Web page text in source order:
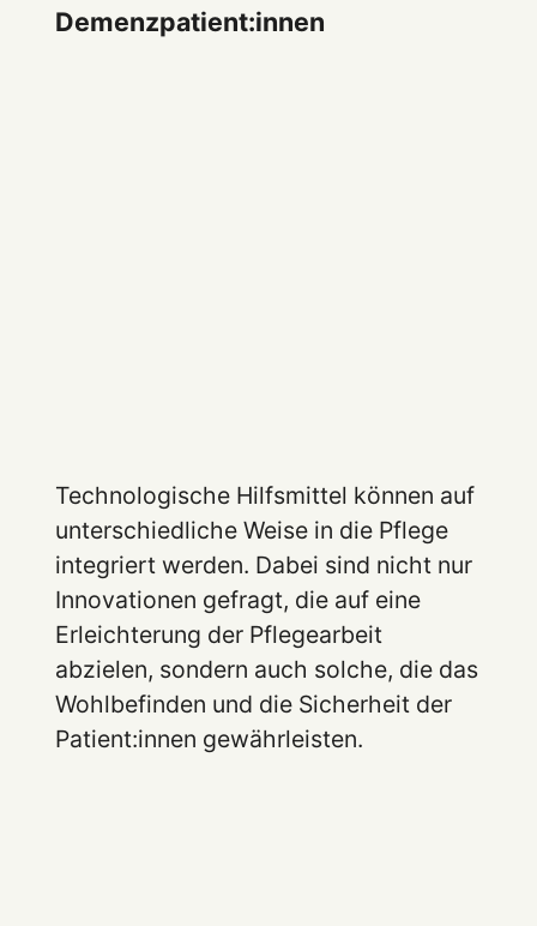
Demenzpatient:innen
Technologische Hilfsmittel können auf
unterschiedliche Weise in die Pflege
integriert werden. Dabei sind nicht nur
Innovationen gefragt, die auf eine
Erleichterung der Pflegearbeit
abzielen, sondern auch solche, die das
Wohlbefinden und die Sicherheit der
Patient:innen gewährleisten.